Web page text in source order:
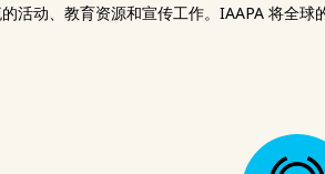
活动、教育资源和宣传工作。IAAPA 将全